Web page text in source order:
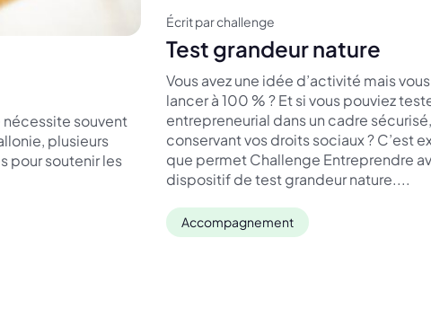
souvent
plusieurs
pour soutenir les
Écrit par challenge
Test grandeur nature
Vous avez une idée d’activité mais
lancer à 100 % ? Et si vous pouviez
entrepreneurial dans un cadre
conservant vos droits sociaux ? C’est
que permet Challenge Entreprendre
dispositif de test grandeur nature....
Accompagnement